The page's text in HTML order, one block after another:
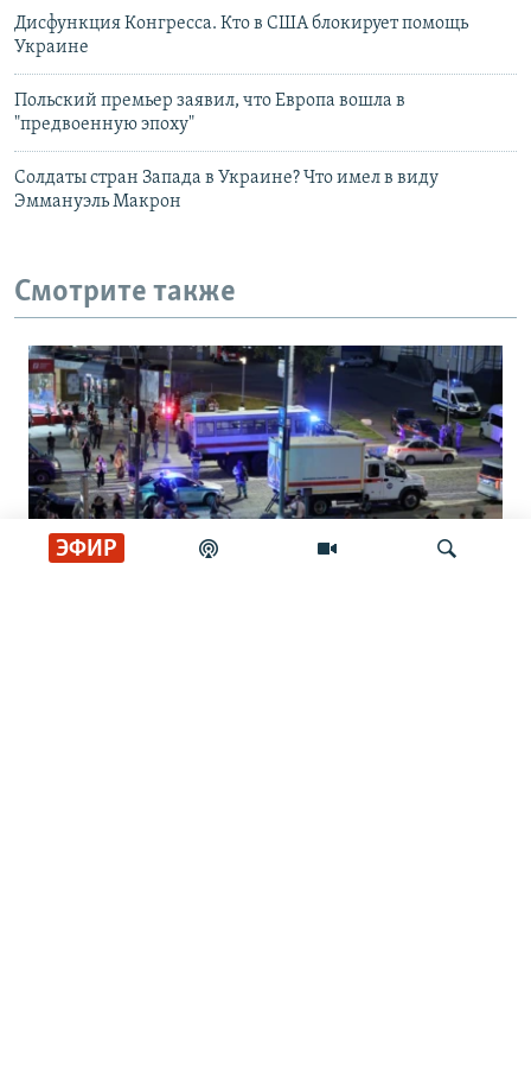
ЭФИР
Дисфункция Конгресса. Кто в США блокирует помощь
Украине
Польский премьер заявил, что Европа вошла в
"предвоенную эпоху"
Солдаты стран Запада в Украине? Что имел в виду
Эммануэль Макрон
Смотрите также